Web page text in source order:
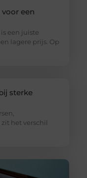
een
een juiste
lagere prijs. Op
sterke
het verschil